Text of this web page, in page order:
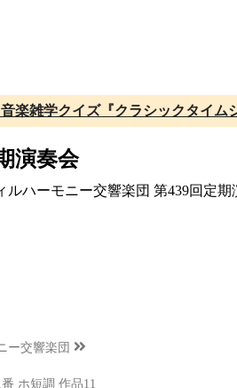
楽雑学クイズ『クラシックタイム
演奏会
ハーモニー交響楽団 第439回定
ー交響楽団
ホ短調 作品11